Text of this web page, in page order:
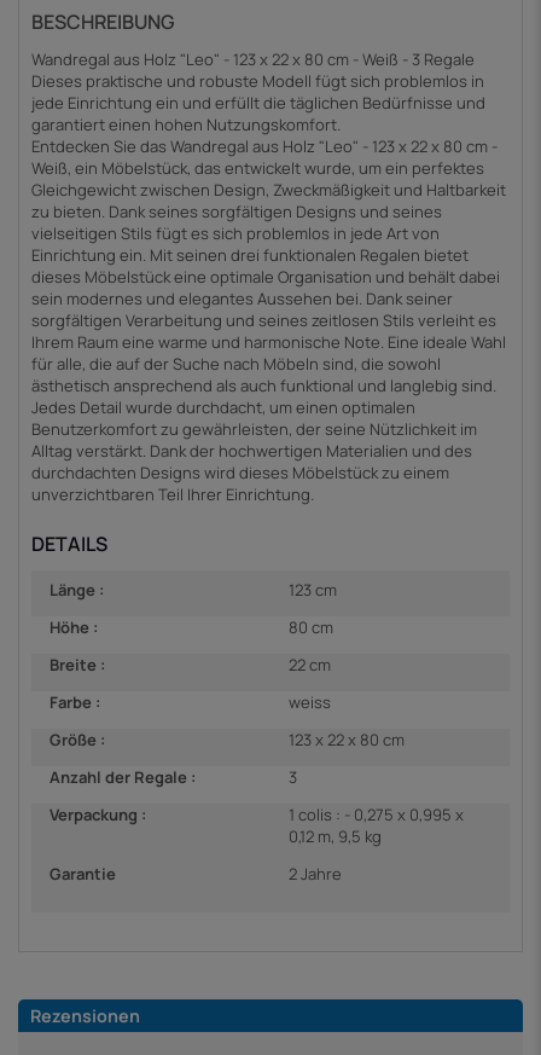
BESCHREIBUNG
Wandregal aus Holz "Leo" - 123 x 22 x 80 cm - Weiß - 3 Regale
Dieses praktische und robuste Modell fügt sich problemlos in
jede Einrichtung ein und erfüllt die täglichen Bedürfnisse und
garantiert einen hohen Nutzungskomfort.
Entdecken Sie das Wandregal aus Holz "Leo" - 123 x 22 x 80 cm -
Weiß, ein Möbelstück, das entwickelt wurde, um ein perfektes
Gleichgewicht zwischen Design, Zweckmäßigkeit und Haltbarkeit
zu bieten. Dank seines sorgfältigen Designs und seines
vielseitigen Stils fügt es sich problemlos in jede Art von
Einrichtung ein. Mit seinen drei funktionalen Regalen bietet
dieses Möbelstück eine optimale Organisation und behält dabei
sein modernes und elegantes Aussehen bei. Dank seiner
sorgfältigen Verarbeitung und seines zeitlosen Stils verleiht es
Ihrem Raum eine warme und harmonische Note. Eine ideale Wahl
für alle, die auf der Suche nach Möbeln sind, die sowohl
ästhetisch ansprechend als auch funktional und langlebig sind.
Jedes Detail wurde durchdacht, um einen optimalen
Benutzerkomfort zu gewährleisten, der seine Nützlichkeit im
Alltag verstärkt. Dank der hochwertigen Materialien und des
durchdachten Designs wird dieses Möbelstück zu einem
unverzichtbaren Teil Ihrer Einrichtung.
DETAILS
Länge :
123 cm
Höhe :
80 cm
Breite :
22 cm
Farbe :
weiss
Größe :
123 x 22 x 80 cm
Anzahl der Regale :
3
Verpackung :
1 colis : - 0,275 x 0,995 x
0,12 m, 9,5 kg
Garantie
2 Jahre
Rezensionen